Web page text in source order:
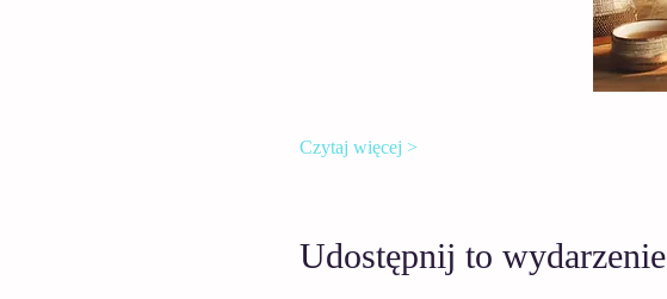
Czytaj więcej >
Udostępnij to wydarzenie